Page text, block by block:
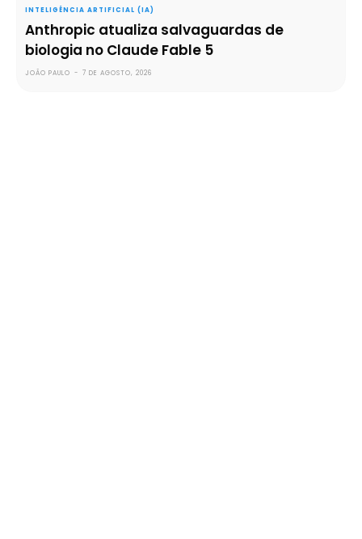
INTELIGÊNCIA ARTIFICIAL (IA)
Anthropic atualiza salvaguardas de
biologia no Claude Fable 5
JOÃO PAULO - 7 DE AGOSTO, 2026